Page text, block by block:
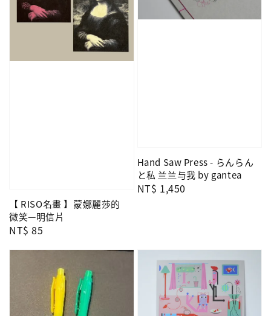
【 RISO名畫 】蒙娜麗莎的
微笑—明信片
Regular
NT$ 85
Hand Saw Press - らんらん
と私 兰兰与我 by gantea
Regular
NT$ 1,450